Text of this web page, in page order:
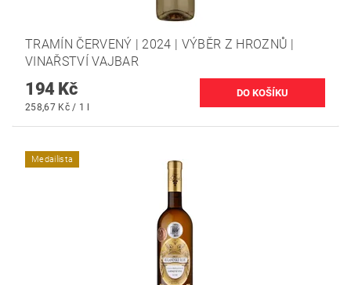
TRAMÍN ČERVENÝ | 2024 | VÝBĚR Z HROZNŮ |
VINAŘSTVÍ VAJBAR
194 Kč
258,67 Kč / 1 l
Medailista